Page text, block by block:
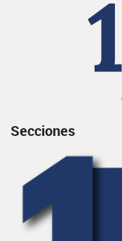
Secciones